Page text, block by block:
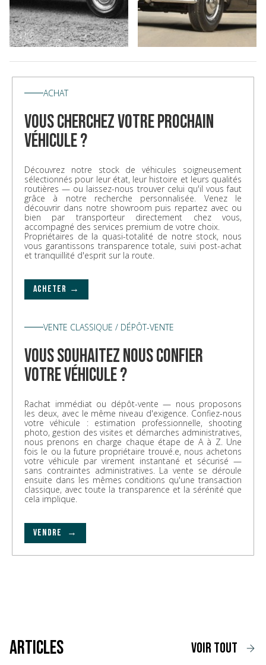
ACHAT
vous cherchez votre prochain
véhicule ?
Découvrez notre stock de véhicules soigneusement
sélectionnés pour leur état, leur histoire et leurs qualités
routières — ou laissez-nous trouver celui qu'il vous faut
grâce à notre recherche personnalisée. Venez le
découvrir dans notre showroom puis repartez avec ou
bien par transporteur directement chez vous,
accompagné des services premium de votre choix.
Propriétaires de la quasi-totalité de notre stock, nous
vous garantissons transparence totale, suivi post-achat
et tranquillité d'esprit sur la route.
ACHETER →
VENTE CLASSIQUE / DÉPÔT-VENTE
vous souhaitez nous confier
votre véhicule ?
Rachat immédiat ou dépôt-vente — nous proposons
les deux, avec le même niveau d'exigence. Confiez-nous
votre véhicule : estimation professionnelle, shooting
photo, gestion des visites et démarches administratives,
nous prenons en charge chaque étape de A à Z. Une
fois le ou la future propriétaire trouvé.e, nous achetons
votre véhicule par virement instantané et sécurisé —
sans contraintes administratives. La vente se déroule
ensuite dans les mêmes conditions qu'une transaction
classique, avec toute la transparence et la sérénité que
cela implique.
VENDRE →
voir tout
Articles